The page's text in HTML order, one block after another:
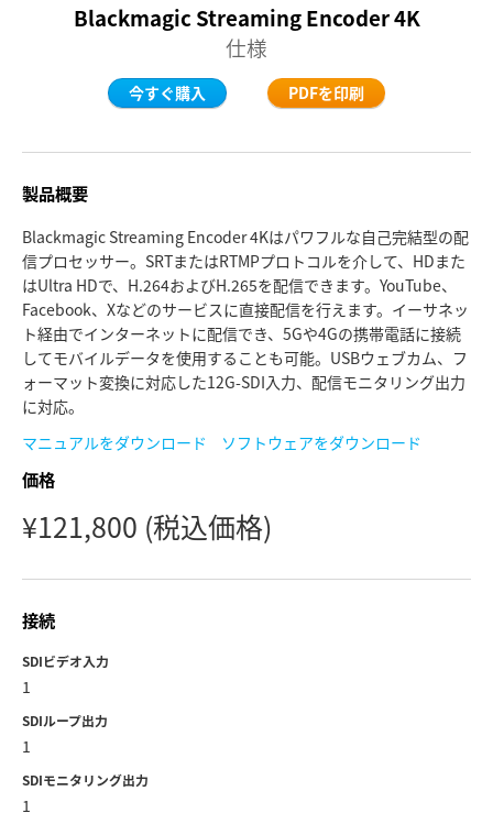
Denmark
France
Germany
Hong Kong SAR, China
India
Italy
Mexico
New Zealand
Blackmagic Streaming Encoder 4K
仕様
今すぐ購入 PDFを印刷
製品概要
Blackmagic Streaming Encoder 4Kはパワフルな自己完結型の配
信プロセッサー。SRTまたはRTMPプロトコルを介して、HDまた
はUltra HDで、H.264およびH.265を配信できます。YouTube、
Facebook、Xなどのサービスに直接配信を行えます。イーサネッ
ト経由でインターネットに配信でき、5Gや4Gの携帯電話に接続
してモバイルデータを使用することも可能。USBウェブカム、フ
ォーマット変換に対応した12G-SDI入力、配信モニタリング出力
に対応。
マニュアルをダウンロード
ソフトウェアをダウンロード
価格
¥121,800 (税込価格)
接続
SDIビデオ入力
1
SDIループ出力
1
SDIモニタリング出力
1